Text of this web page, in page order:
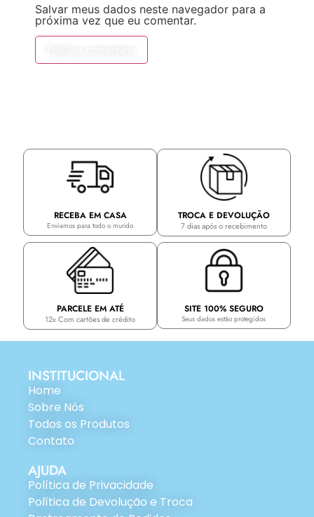
Salvar meus dados neste navegador para a
próxima vez que eu comentar.
RECEBA EM CASA
Enviamos para todo o mundo
TROCA E DEVOLUÇÃO
7 dias após o recebimento
PARCELE EM ATÉ
12x Com cartões de crédito
SITE 100% SEGURO
Seus dados estão protegidos
INSTITUCIONAL
Home
Sobre Nós
Todos os Produtos
Contato
AJUDA
Política de Privacidade
Política de Devolução e Troca